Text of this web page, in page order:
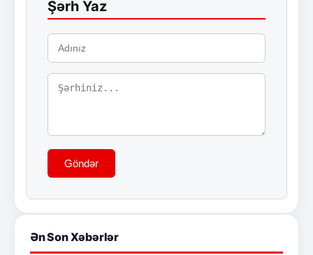
Şərh Yaz
Göndər
Ən Son Xəbərlər